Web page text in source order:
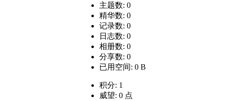
主题数: 0
精华数: 0
记录数: 0
日志数: 0
相册数: 0
分享数: 0
已用空间: 0 B
积分: 1
威望: 0 点